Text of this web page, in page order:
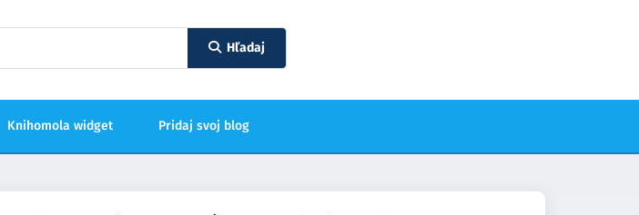
Hľadaj
Knihomola widget Pridaj svoj blog